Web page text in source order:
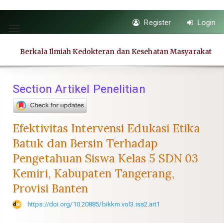
jump
content
Navigation
Main
Sidebar
Toggle
Register Login
Berkala Ilmiah Kedokteran dan Kesehatan Masyarakat
Section Artikel Penelitian
Efektivitas Intervensi Edukasi Etika
Batuk dan Bersin Terhadap
Pengetahuan Siswa Kelas 5 SDN 03
Kemiri, Kabupaten Tangerang,
Provisi Banten
https://doi.org/10.20885/bikkm.vol3.iss2.art1